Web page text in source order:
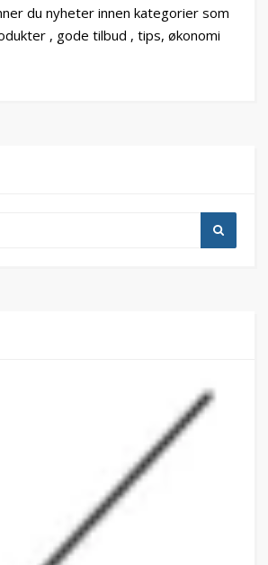
du nyheter innen kategorier som
, gode tilbud , tips, økonomi